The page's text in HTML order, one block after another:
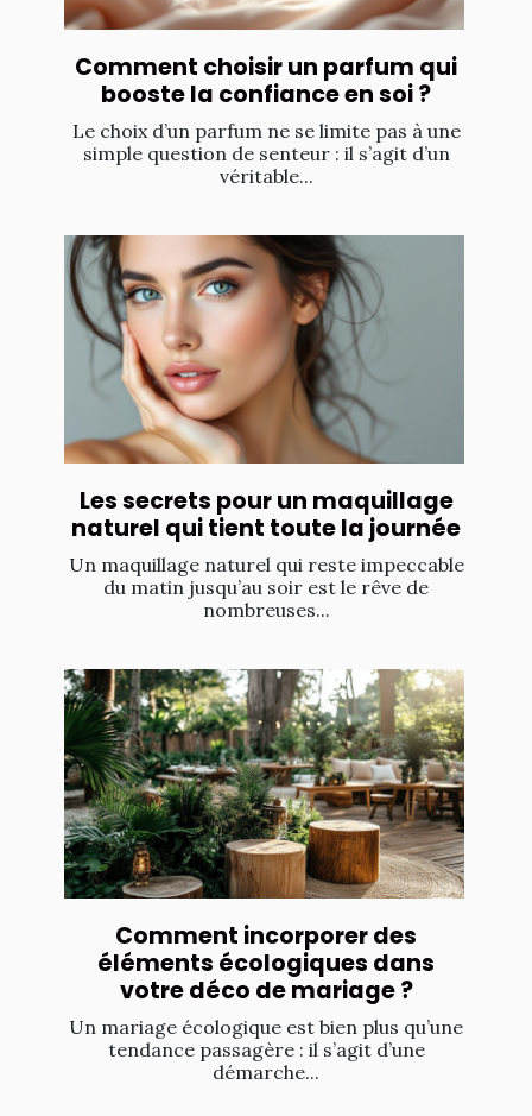
Comment choisir un parfum qui
booste la confiance en soi ?
Le choix d’un parfum ne se limite pas à une
simple question de senteur : il s’agit d’un
véritable...
Les secrets pour un maquillage
naturel qui tient toute la journée
Un maquillage naturel qui reste impeccable
du matin jusqu’au soir est le rêve de
nombreuses...
Comment incorporer des
éléments écologiques dans
votre déco de mariage ?
Un mariage écologique est bien plus qu’une
tendance passagère : il s’agit d’une
démarche...